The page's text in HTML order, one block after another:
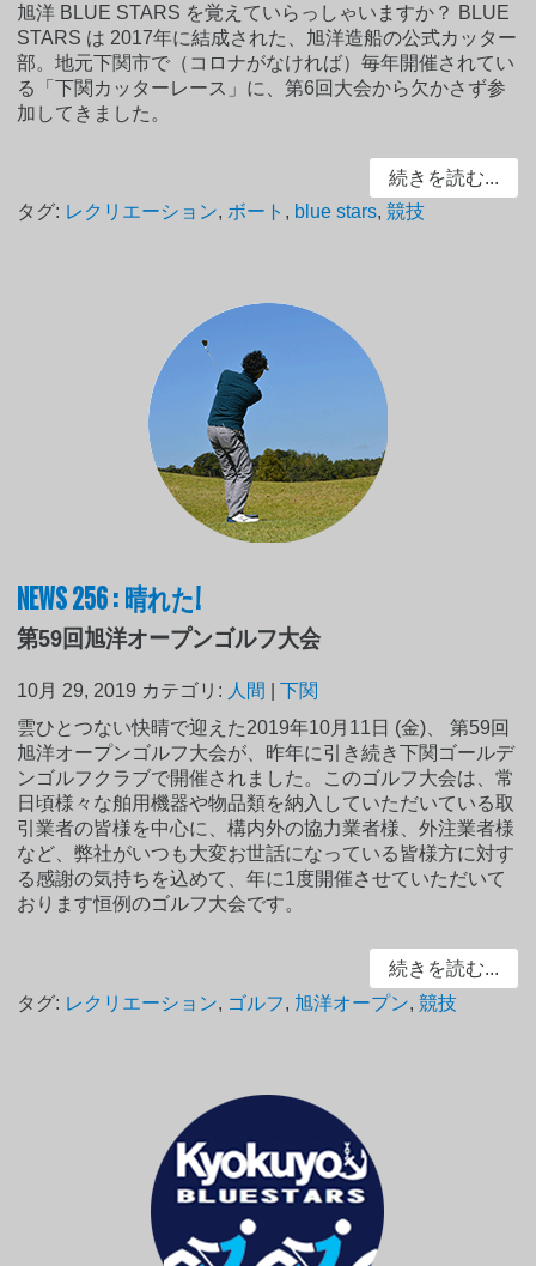
旭洋 BLUE STARS を覚えていらっしゃいますか？ BLUE
STARS は 2017年に結成された、旭洋造船の公式カッター
部。地元下関市で（コロナがなければ）毎年開催されてい
る「下関カッターレース」に、第6回大会から欠かさず参
加してきました。
続きを読む...
タグ: レクリエーション, ボート , blue stars,競技
NEWS 256 : 晴れた!
第59回旭洋オープンゴルフ大会
10月 29, 2019 カテゴリ: 人間 |下関
雲ひとつない快晴で迎えた2019年10月11日 (金)、 第59回
旭洋オープンゴルフ大会が、昨年に引き続き下関ゴールデ
ンゴルフクラブで開催されました。このゴルフ大会は、常
日頃様々な舶用機器や物品類を納入していただいている取
引業者の皆様を中心に、構内外の協力業者様、外注業者様
など、弊社がいつも大変お世話になっている皆様方に対す
る感謝の気持ちを込めて、年に1度開催させていただいて
おります恒例のゴルフ大会です。
続きを読む...
タグ: レクリエーション, ゴルフ, 旭洋オープン,競技